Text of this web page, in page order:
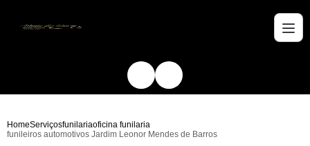
HomeServiçosfunilariaoficina funilaria
funileiros automotivos Jardim Leonor Mendes de Barros